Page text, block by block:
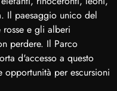
Il paesaggio unico del
e gli alberi
perdere. Il Parco
d'accesso a questo
per escursioni